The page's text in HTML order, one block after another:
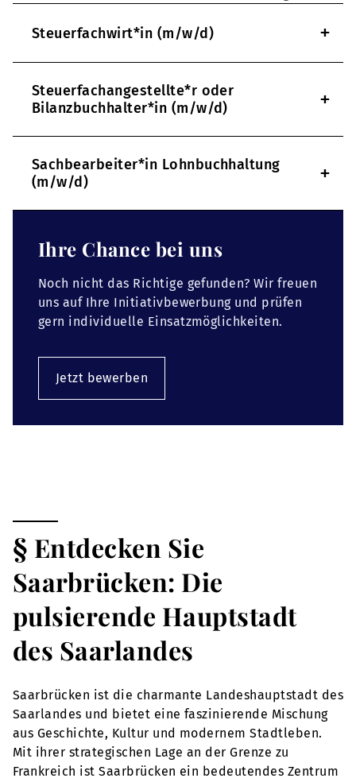
Steuerfachwirt*in (m/w/d) +
Steuerfachangestellte*r oder
Bilanzbuchhalter*in (m/w/d)
+
Sachbearbeiter*in Lohnbuchhaltung
(m/w/d)
+
Ihre Chance bei uns
Noch nicht das Richtige gefunden? Wir freuen
uns auf Ihre Initiativbewerbung und prüfen
gern individuelle Einsatzmöglichkeiten.
Jetzt bewerben
§ Entdecken Sie
Saarbrücken: Die
pulsierende Hauptstadt
des Saarlandes
Saarbrücken ist die charmante Landeshauptstadt des
Saarlandes und bietet eine faszinierende Mischung
aus Geschichte, Kultur und modernem Stadtleben.
Mit ihrer strategischen Lage an der Grenze zu
Frankreich ist Saarbrücken ein bedeutendes Zentrum